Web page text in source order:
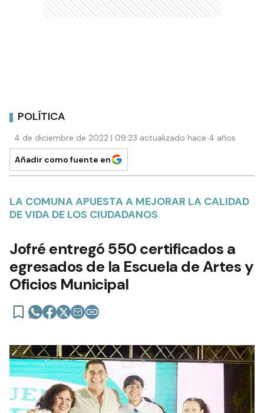
POLÍTICA
4 de diciembre de 2022 | 09:23 actualizado hace 4 años
Añadir como fuente en
LA COMUNA APUESTA A MEJORAR LA CALIDAD
DE VIDA DE LOS CIUDADANOS
Jofré entregó 550 certificados a
egresados de la Escuela de Artes y
Oficios Municipal